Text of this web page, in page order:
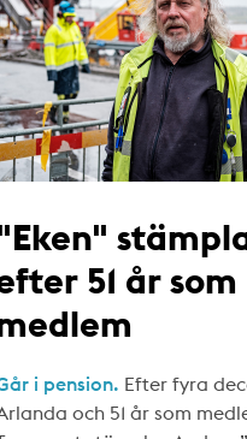
51 år som
i pension. Efter fyra
och 51 år som